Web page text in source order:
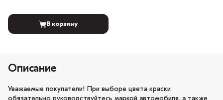
В корзину
Описание
Уважаемые покупатели! При выборе цвета краски